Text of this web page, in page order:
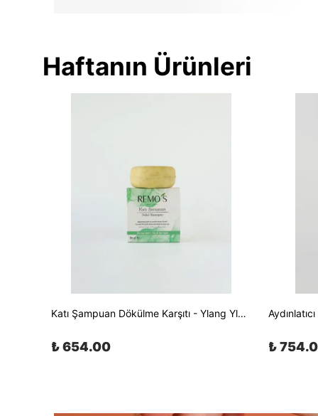
Haftanın Ürünleri
Katı Şampuan Dökülme Karşıtı - Ylang Ylang & Biberiye Özlü 100 gr
₺ 654.00 ₺